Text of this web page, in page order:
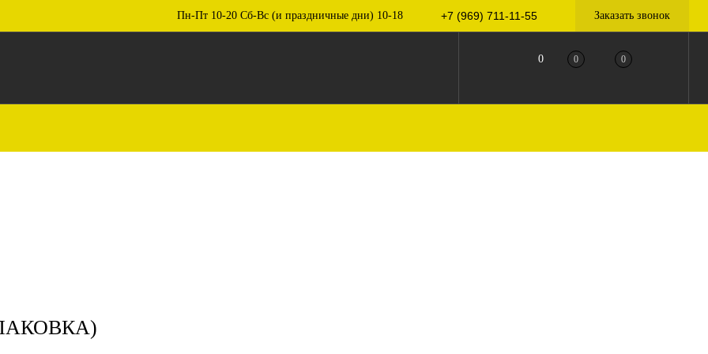
Пн-Пт 10-20 Сб-Вс (и праздничные дни) 10-18 +7 (969) 711-11-55 Заказать звонок
0 0 0